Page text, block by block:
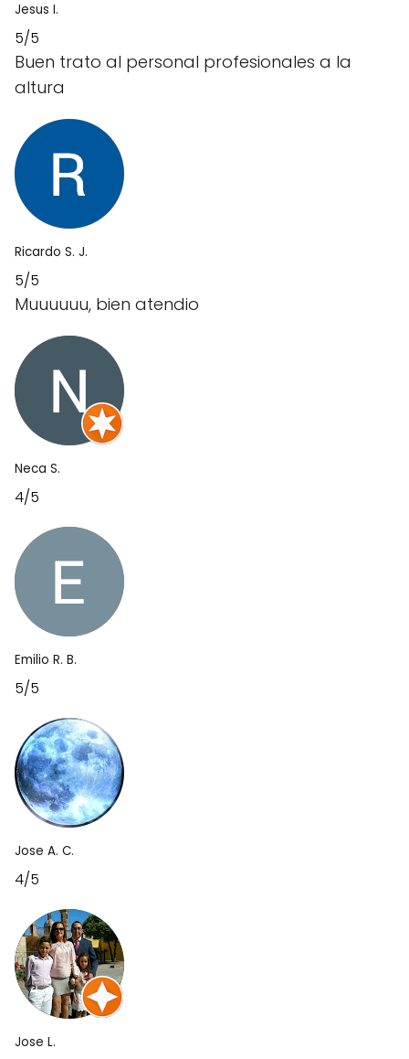
Jesus I.
5/5
Buen trato al personal profesionales a la
altura
Ricardo S. J.
5/5
Muuuuuu, bien atendio
Neca S.
4/5
Emilio R. B.
5/5
Jose A. C.
4/5
Jose L.